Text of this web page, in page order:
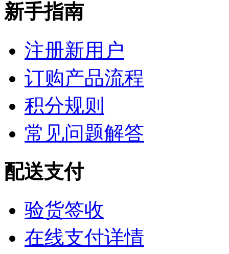
新手指南
注册新用户
订购产品流程
积分规则
常见问题解答
配送支付
验货签收
在线支付详情